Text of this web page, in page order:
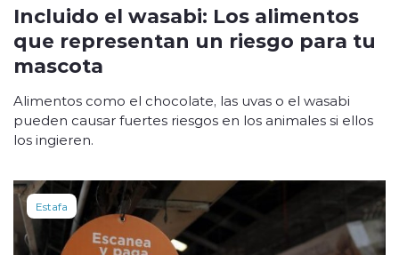
Incluido el wasabi: Los alimentos
que representan un riesgo para tu
mascota
Alimentos como el chocolate, las uvas o el wasabi
pueden causar fuertes riesgos en los animales si ellos
los ingieren.
Estafa